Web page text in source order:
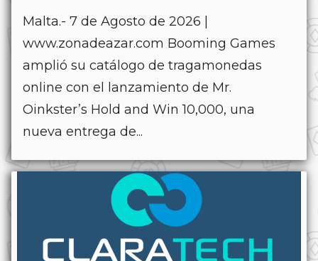
Malta.- 7 de Agosto de 2026 |
www.zonadeazar.com Booming Games
amplió su catálogo de tragamonedas
online con el lanzamiento de Mr.
Oinkster’s Hold and Win 10,000, una
nueva entrega de...